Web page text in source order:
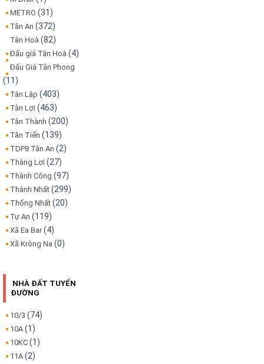
METRO (31)
Tân An (372)
Tân Hoà (82)
Đấu giá Tân Hoà (4)
Đấu Giá Tân Phong
(11)
Tân Lập (403)
Tân Lợi (463)
Tân Thành (200)
Tân Tiến (139)
TDP8 Tân An (2)
Thắng Lợi (27)
Thành Công (97)
Thành Nhất (299)
Thống Nhất (20)
Tự An (119)
Xã Ea Bar(4)
Xã Krông Na (0)
NHÀ ĐẤT TUYẾN
ĐƯỜNG
10/3 (74)
10A (1)
10KC (1)
11A (2)